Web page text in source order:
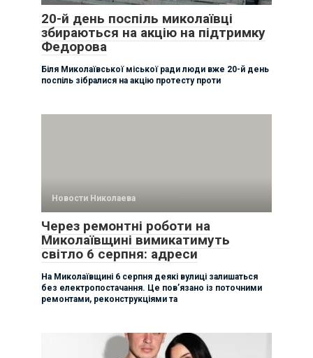
20-й день поспіль миколаївці
збираються на акцію на підтримку
Федорова
Біля Миколаївської міської ради люди вже 20-й день
поспіль зібралися на акцію протесту проти
Новости Николаева
Через ремонтні роботи на
Миколаївщині вимикатимуть
світло 6 серпня: адреси
На Миколаївщині 6 серпня деякі вулиці залишаться
без електропостачання. Це пов’язано із поточними
ремонтами, реконструкціями та